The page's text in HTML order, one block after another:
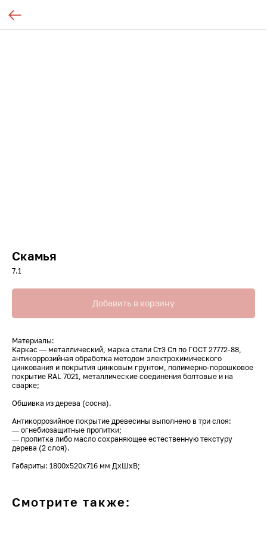
Скамья
7.1
Добавить в корзину
Материалы:
Каркас — металлический, марка стали Ст3 Сп по ГОСТ 27772-88,
антикоррозийная обработка методом электрохимического
цинкования и покрытия цинковым грунтом, полимерно-порошковое
покрытие RAL 7021, металлические соединения болтовые и на
сварке;
Обшивка из дерева (сосна).
Антикоррозийное покрытие древесины выполнено в три слоя:
— огнебиозащитные пропитки;
— пропитка либо масло сохраняющее естественную текстуру
дерева (2 слоя).
Габариты: 1800х520х716 мм ДхШхВ;
Смотрите также: